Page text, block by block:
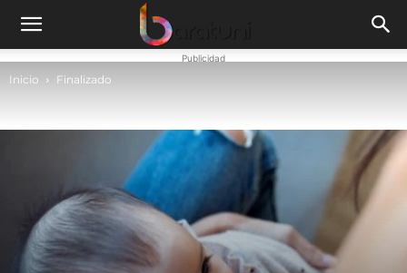
Publicidad
Inicio Finalizado